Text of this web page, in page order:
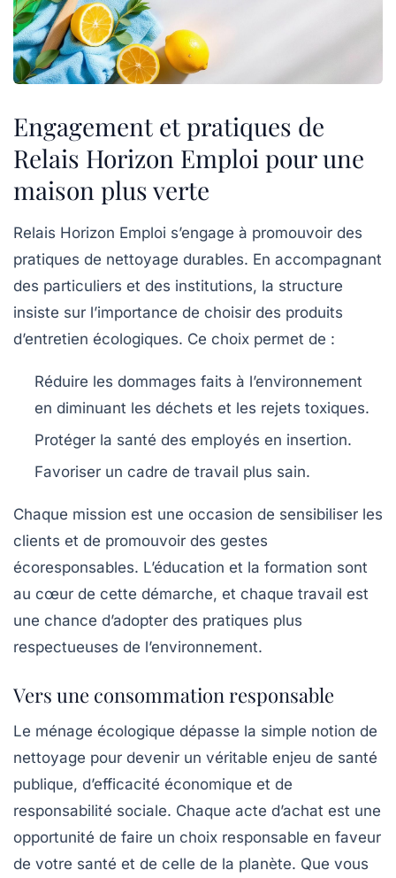
Engagement et pratiques de
Relais Horizon Emploi pour une
maison plus verte
Relais Horizon Emploi s’engage à promouvoir des
pratiques de nettoyage durables. En accompagnant
des particuliers et des institutions, la structure
insiste sur l’importance de choisir des produits
d’entretien écologiques. Ce choix permet de :
Réduire les dommages faits à l’environnement
en diminuant les déchets et les rejets toxiques.
Protéger la santé des employés en insertion.
Favoriser un cadre de travail plus sain.
Chaque mission est une occasion de sensibiliser les
clients et de promouvoir des gestes
écoresponsables. L’éducation et la formation sont
au cœur de cette démarche, et chaque travail est
une chance d’adopter des pratiques plus
respectueuses de l’environnement.
Vers une consommation responsable
Le ménage écologique dépasse la simple notion de
nettoyage pour devenir un véritable enjeu de santé
publique, d’efficacité économique et de
responsabilité sociale. Chaque acte d’achat est une
opportunité de faire un choix responsable en faveur
de votre santé et de celle de la planète. Que vous